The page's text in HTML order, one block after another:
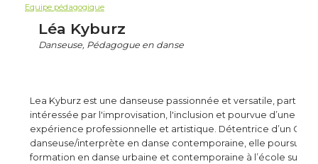
Equipe pédagogique
Léa Kyburz
Danseuse, Pédagogue en danse
Lea Kyburz est une danseuse passionnée et versatile,
intéressée par l'improvisation, l'inclusion et pourvue d’une
expérience professionnelle et artistique. Détentrice d’un CFC
danseuse/interprète en danse contemporaine, elle poursuit à
formation en danse urbaine et contemporaine à l’école